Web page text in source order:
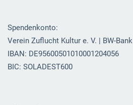
Spendenkonto:
Verein Zuflucht Kultur e. V. | BW-Bank
IBAN: DE95600501010001204056
BIC: SOLADEST600